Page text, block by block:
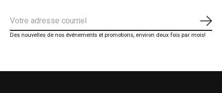
Des nouvelles de nos événements et promotions, environ deux fois par mois!